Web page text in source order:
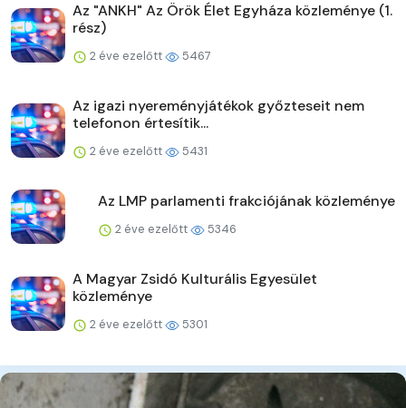
Az "ANKH" Az Örök Élet Egyháza közleménye (1.
rész)
2 éve ezelőtt 5467
Az igazi nyereményjátékok győzteseit nem
telefonon értesítik...
2 éve ezelőtt 5431
Az LMP parlamenti frakciójának közleménye
2 éve ezelőtt 5346
A Magyar Zsidó Kulturális Egyesület
közleménye
2 éve ezelőtt 5301